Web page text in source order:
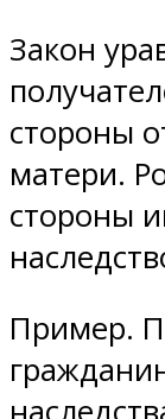
Закон
стороны
матери.
стороны
Пример.